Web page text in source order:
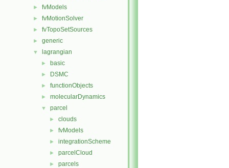
► fvModels
► fvMotionSolver
► fvTopoSetSources
► generic
▼ lagrangian
► basic
► DSMC
► functionObjects
► molecularDynamics
▼ parcel
► clouds
► fvModels
► integrationScheme
► parcelCloud
► parcels